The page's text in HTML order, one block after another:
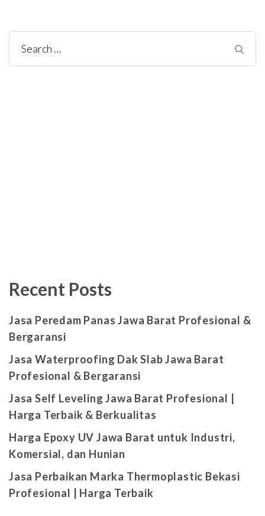
Search
for:
Recent Posts
Jasa Peredam Panas Jawa Barat Profesional &
Bergaransi
Jasa Waterproofing Dak Slab Jawa Barat
Profesional & Bergaransi
Jasa Self Leveling Jawa Barat Profesional |
Harga Terbaik & Berkualitas
Harga Epoxy UV Jawa Barat untuk Industri,
Komersial, dan Hunian
Jasa Perbaikan Marka Thermoplastic Bekasi
Profesional | Harga Terbaik